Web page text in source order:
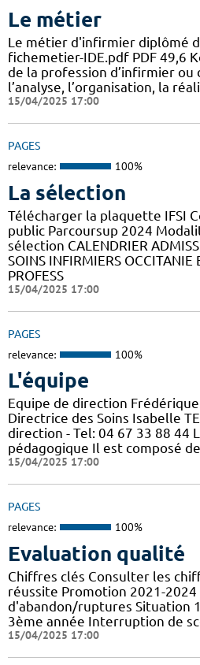
Le métier
Le métier d'infirmier diplômé
fichemetier-IDE.pdf PDF 49,6
de la profession d’infirmier ou
l’analyse, l’organisation, la
15/04/2025 17:00
PAGES
relevance: 100%
La sélection
Télécharger la plaquette IFSI
public Parcoursup 2024
sélection CALENDRIER
SOINS INFIRMIERS OCCITANIE
PROFESS
15/04/2025 17:00
PAGES
relevance: 100%
L'équipe
Equipe de direction Frédérique
Directrice des Soins Isabelle
direction - Tel: 04 67 33 88 44
pédagogique Il est composé
15/04/2025 17:00
PAGES
relevance: 100%
Evaluation qualité
Chiffres clés Consulter les
réussite Promotion 2021-2024
d'abandon/ruptures Situation
3ème année Interruption de
15/04/2025 17:00